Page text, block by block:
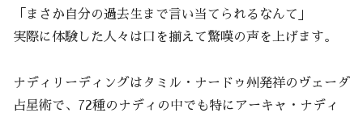
「まさか自分の過去生まで言い当てられるなんて」
実際に体験した人々は口を揃えて驚嘆の声を上げます。
ナディリーディングはタミル・ナードゥ州発祥のヴェーダ
占星術で、72種のナディの中でも特にアーキャ・ナディ